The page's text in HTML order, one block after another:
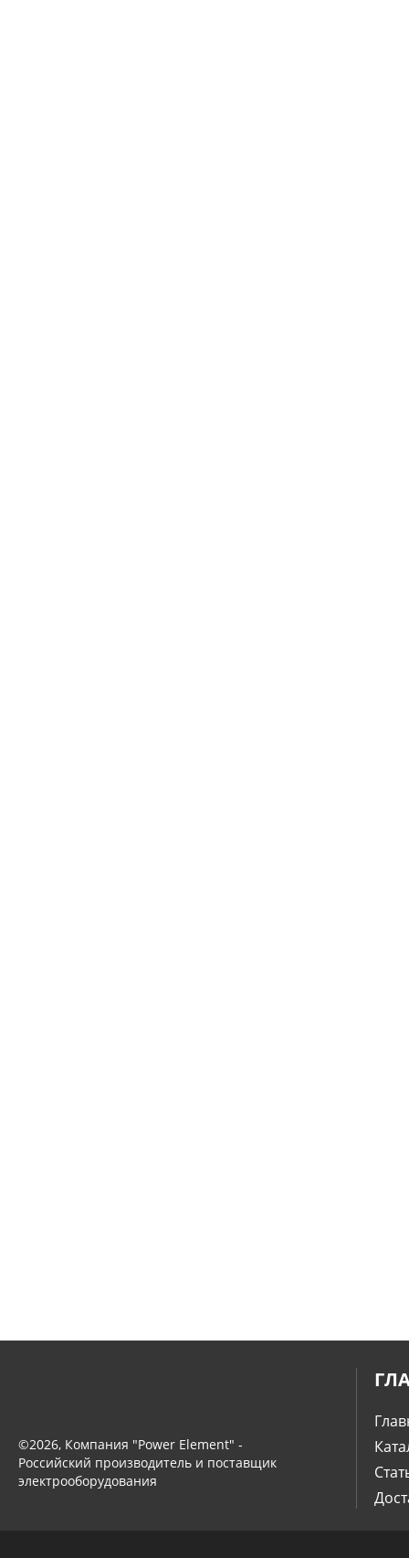
©2026, Компания "Power Element" -
Российский производитель и поставщик
электрооборудования